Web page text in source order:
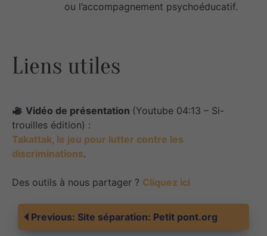
ou l’accompagnement psychoéducatif.
Liens utiles
Vidéo de présentation (Youtube 04:13 – Si-
trouilles édition) :
Takattak, le jeu pour lutter contre les
discriminations.
Des outils à nous partager ? Cliquez ici
Navigation
Previous: Site séparation: Petit pont.org